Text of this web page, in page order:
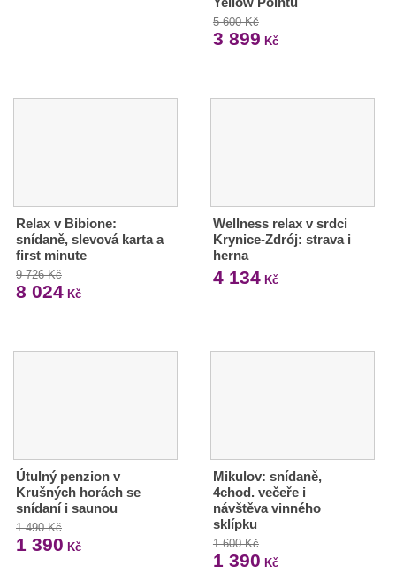
5 600 Kč
3 899 Kč
Relax v Bibione:
snídaně, slevová karta a
first minute
9 726 Kč
8 024 Kč
Wellness relax v srdci
Krynice-Zdrój: strava i
herna
4 134Kč
Útulný penzion v
Krušných horách se
snídaní i saunou
1 490 Kč
1 390 Kč
Mikulov: snídaně,
4chod. večeře i
návštěva vinného
sklípku
1 600 Kč
1 390 Kč